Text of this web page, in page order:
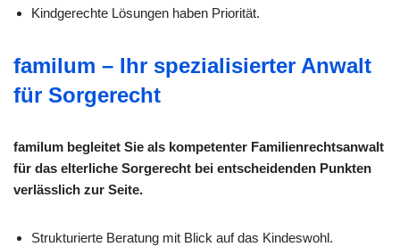
Kindgerechte Lösungen haben Priorität.
familum – Ihr spezialisierter Anwalt
für Sorgerecht
familum begleitet Sie als kompetenter Familienrechtsanwalt
für das elterliche Sorgerecht bei entscheidenden Punkten
verlässlich zur Seite.
Strukturierte Beratung mit Blick auf das Kindeswohl.